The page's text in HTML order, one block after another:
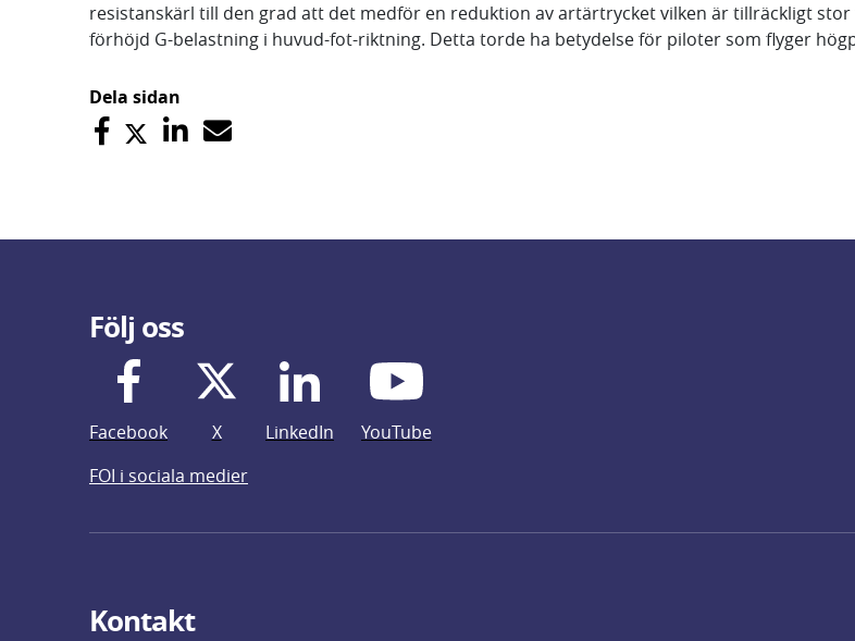
resistanskärl till den grad att det medför en reduktion av artärtrycket vilken är tillräckligt
förhöjd G-belastning i huvud-fot-riktning. Detta torde ha betydelse för piloter som flyger
Dela sidan
Följ oss
Facebook X LinkedIn
YouTube
FOI i sociala medier
Kontakt